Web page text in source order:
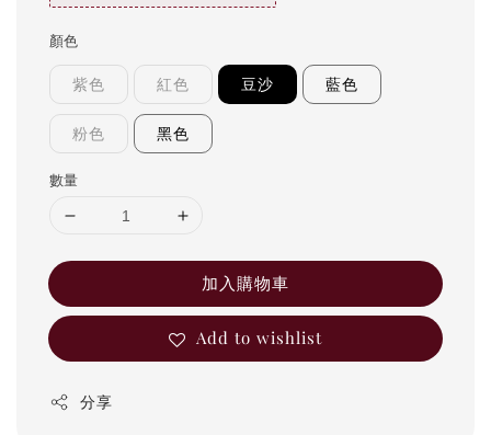
顏色
紫色 紅色 豆沙 藍色
粉色 黑色
數量
加入購物車
Add to wishlist
分享